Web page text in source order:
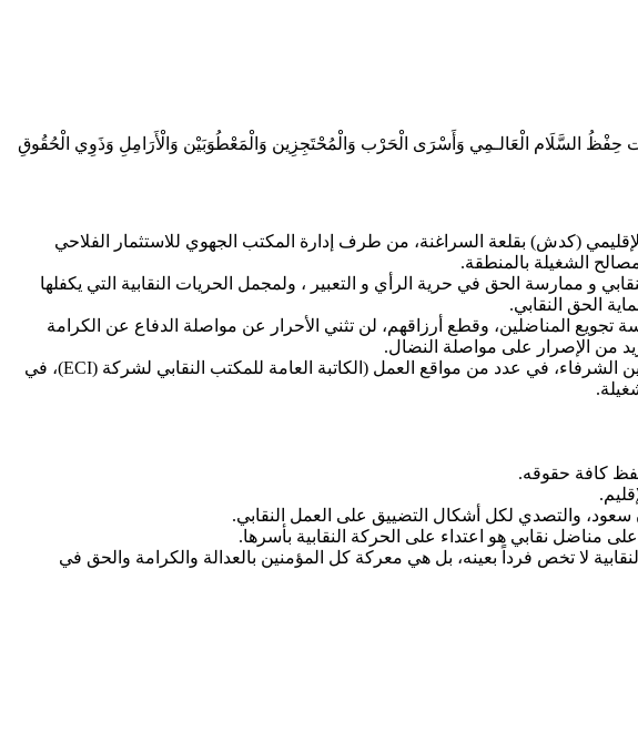
حِفْظُ السَّلَام الْعَالـمِي وَأَسْرَى الْحَرْب وَالْمُحْتَجِزِين وَالْمَعْطُوَبَيْن وَالْأَرَامِلِ وَذَوِي الْحُقُوقِ
(كدش) بقلعة السراغنة، من طرف إدارة المكتب الجهوي للاستثمار الفلاحي
الشغيلة بالمنطقة.
ممارسة الحق في حرية الرأي و التعبير ، ولمجمل الحريات النقابية التي يكفلها
الحق النقابي.
تجويع المناضلين، وقطع أرزاقهم، لن تثني الأحرار عن مواصلة الدفاع عن الكرامة
من الإصرار على مواصلة النضال.
كما تسجل مختلف الهيئات بقلق بالغ، استمرار مظاهر التضييق والاستهداف والمضايقات التي يتعرض لها العديد من النقابيين الشرفاء، في عدد من مواقع العمل (الكاتبة العامة للمكتب النقابي لشركة (ECI)، في
كافة حقوقه.
سعود، والتصدي لكل أشكال التضييق على العمل النقابي.
مناضل نقابي هو اعتداء على الحركة النقابية بأسرها.
لا تخص فرداً بعينه، بل هي معركة كل المؤمنين بالعدالة والكرامة والحق في